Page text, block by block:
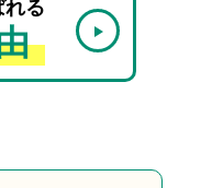
れる